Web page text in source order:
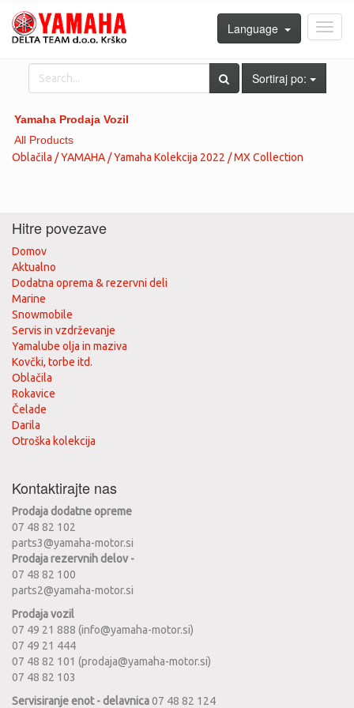
Language
Sortiraj po:
Yamaha Prodaja Vozil
All Products
Oblačila / YAMAHA / Yamaha Kolekcija 2022 / MX Collection
Hitre povezave
Domov
Aktualno
Dodatna oprema & rezervni deli
Marine
Snowmobile
Servis in vzdrževanje
Yamalube olja in maziva
Kovčki, torbe itd.
Oblačila
Rokavice
Čelade
Darila
Otroška kolekcija
Kontaktirajte nas
Prodaja dodatne opreme
07 48 82 102
parts3@yamaha-motor.si
Prodaja rezervnih delov -
07 48 82 100
parts2@yamaha-motor.si
Prodaja vozil
07 49 21 888 (info@yamaha-motor.si)
07 49 21 444
07 48 82 101 (prodaja@yamaha-motor.si)
07 48 82 103
Servisiranje enot - delavnica07 48 82 124